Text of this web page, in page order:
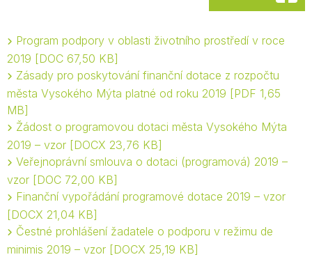
Program podpory v oblasti životního prostředí v roce
2019
DOC 67,50 KB
Zásady pro poskytování finanční dotace z rozpočtu
města Vysokého Mýta platné od roku 2019
PDF 1,65
MB
Žádost o programovou dotaci města Vysokého Mýta
2019 – vzor DOCX 23,76 KB
Veřejnoprávní smlouva o dotaci (programová) 2019 –
vzor DOC 72,00 KB
Finanční vypořádání programové dotace 2019 – vzor
DOCX 21,04 KB
Čestné prohlášení žadatele o podporu v režimu de
minimis 2019 – vzor DOCX 25,19 KB